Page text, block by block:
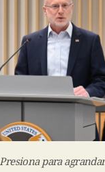
Presiona para agrandar